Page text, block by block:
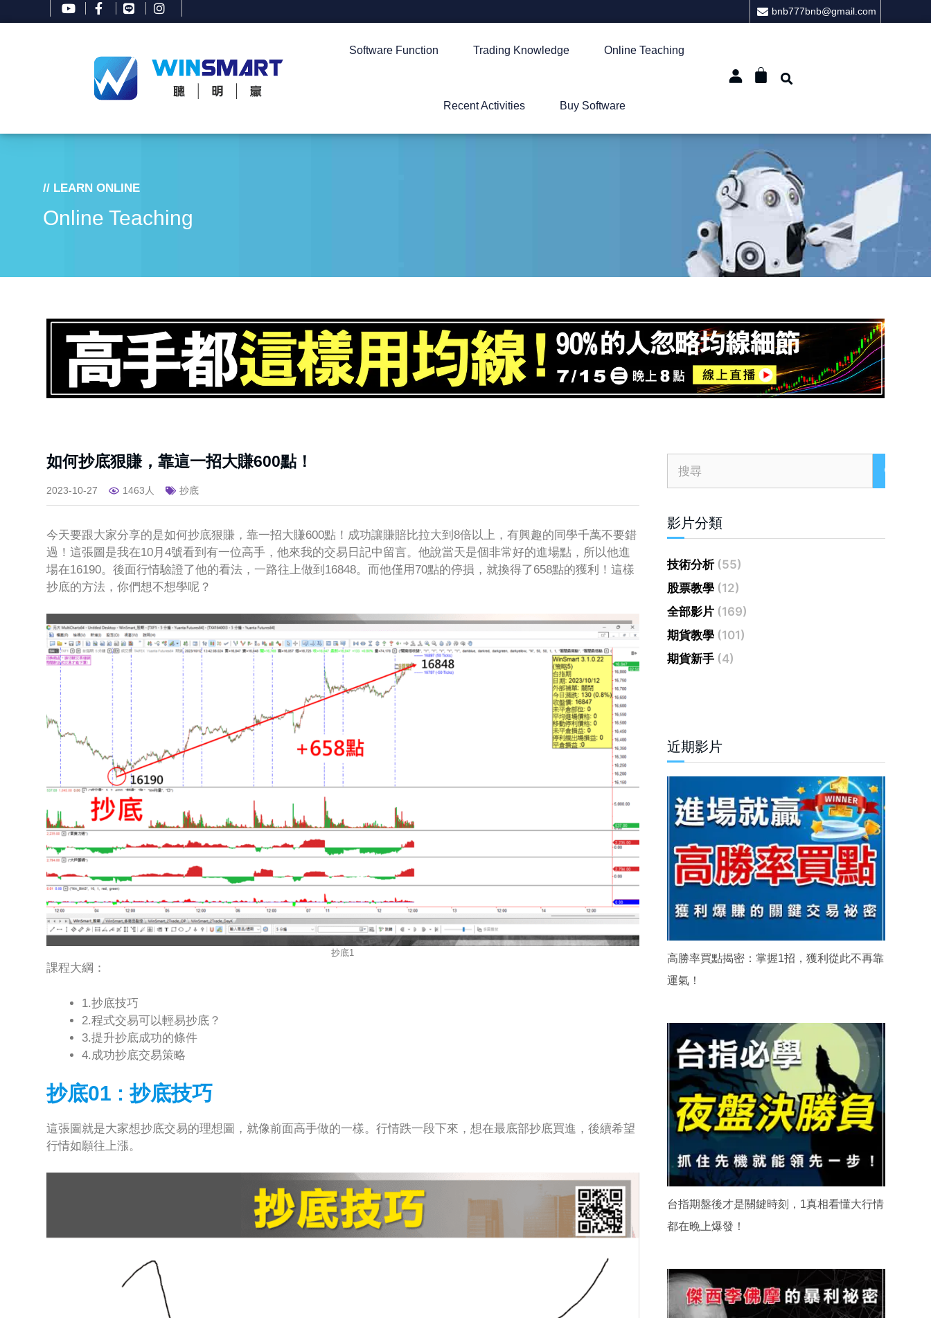
bnb777bnb@gmail.com
Software Function Trading Knowledge Online Teaching
Recent Activities Buy Software
// LEARN ONLINE
Online Teaching
如何抄底狠賺，靠這一招大賺600點！
2023-10-27 1463人 抄底
今天要跟大家分享的是如何抄底狠賺，靠一招大賺600點！成功讓賺賠比拉大到8倍以上，有興趣的同學千萬不要錯
過！這張圖是我在10月4號看到有一位高手，他來我的交易日記中留言。他說當天是個非常好的進場點，所以他進
場在16190。後面行情驗證了他的看法，一路往上做到16848。而他僅用70點的停損，就換得了658點的獲利！這樣
抄底的方法，你們想不想學呢？
抄底1
課程大綱：
1.抄底技巧
2.程式交易可以輕易抄底？
3.提升抄底成功的條件
4.成功抄底交易策略
抄底01 : 抄底技巧
這張圖就是大家想抄底交易的理想圖，就像前面高手做的一樣。行情跌一段下來，想在最底部抄底買進，後續希望
行情如願往上漲。
影片分類
技術分析(55)
股票教學(12)
全部影片(169)
期貨教學(101)
期貨新手(4)
近期影片
高勝率買點揭密：掌握1招，獲利從此不再靠
運氣！
台指期盤後才是關鍵時刻，1真相看懂大行情
都在晚上爆發！